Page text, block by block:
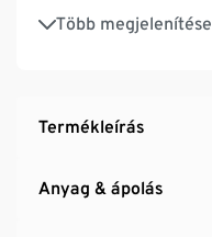
Több megjelenítése
Egyenes alsó szegély
Termékleírás
Anyag & ápolás